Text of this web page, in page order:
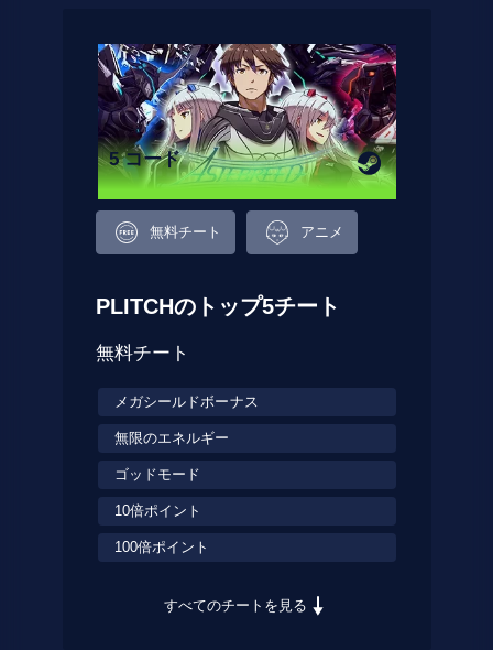
5 コード
無料チート アニメ
PLITCHのトップ5チート
無料チート
メガシールドボーナス
無限のエネルギー
ゴッドモード
10倍ポイント
100倍ポイント
すべてのチートを見る